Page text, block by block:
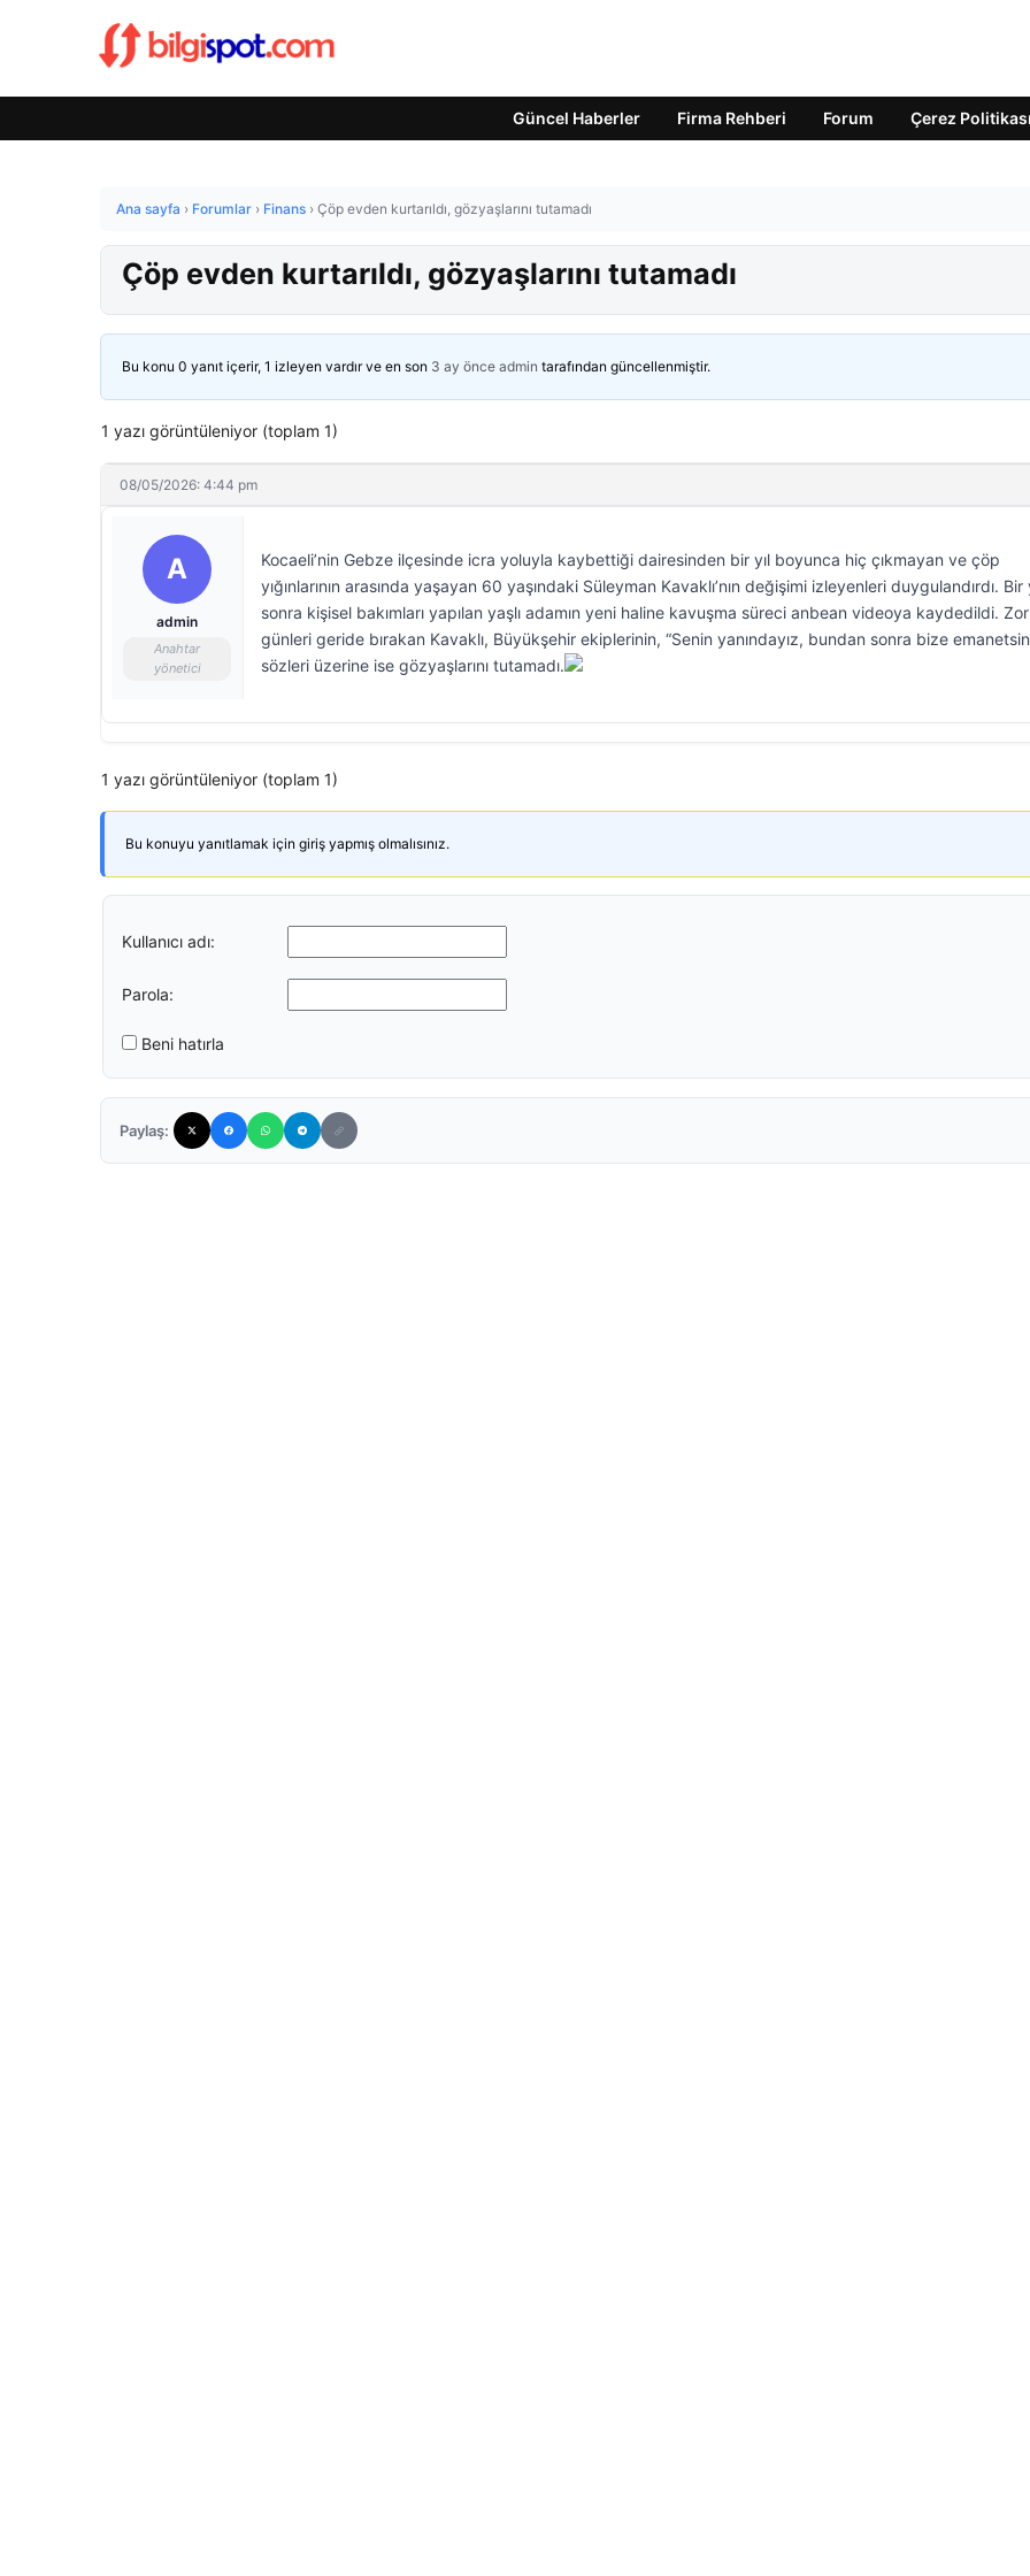
Güncel Haberler Firma Rehberi Forum Çerez Politikası
Ana sayfa › Forumlar › Finans › Çöp evden kurtarıldı, gözyaşlarını tutamadı
Çöp evden kurtarıldı, gözyaşlarını tutamadı
Bu konu 0 yanıt içerir, 1 izleyen vardır ve en son 3 ay önce admin tarafından güncellenmiştir.
1 yazı görüntüleniyor (toplam 1)
08/05/2026: 4:44 pm
A
admin
Anahtar
yönetici
Kocaeli’nin Gebze ilçesinde icra yoluyla kaybettiği dairesinden bir yıl boyunca hiç çıkmayan ve çöp
yığınlarının arasında yaşayan 60 yaşındaki Süleyman Kavaklı’nın değişimi izleyenleri duygulandırdı. Bir
sonra kişisel bakımları yapılan yaşlı adamın yeni haline kavuşma süreci anbean videoya kaydedildi. Zor
günleri geride bırakan Kavaklı, Büyükşehir ekiplerinin, “Senin yanındayız, bundan sonra bize
sözleri üzerine ise gözyaşlarını tutamadı.
1 yazı görüntüleniyor (toplam 1)
Bu konuyu yanıtlamak için giriş yapmış olmalısınız.
Kullanıcı adı:
Parola:
Beni hatırla
Paylaş: